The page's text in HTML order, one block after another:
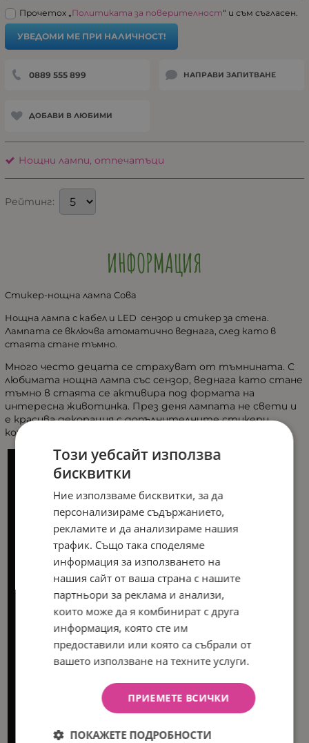
Прочетох „ Политиката за поверителност“ и съм съгласен.
УВЕДОМИ МЕ ПРИ НАЛИЧНОСТ!
0889 555 899 НАПРАВИ ЗАПИТВАНЕ
ДОБАВИ В ЛЮБИМИ
Нощни лампи, отпечатъци
Рейтинг:
ИНФОРМАЦИЯ
Стикер-нощна лампа Сова
Нощна лампа с кабел и LED сензор и стикер за стена.
Лампата се включва атоматично веднага, след като в
стаята стане тъмно.
Много често децата се страхуват от тъмнината. С
любимата нощна лампа със сензор, веднага като стане
тъмно в стаята се активира под формата на
интересна животинка. През деня лампата не свети и
е красива декорация с допълнителните стикери,
които са в комплекта.
Този уебсайт използва
бисквитки
Ние използваме бисквитки, за да
персонализираме съдържанието,
рекламите и да анализираме нашия
трафик. Също така споделяме
информация за използването на
нашия сайт от ваша страна с нашите
партньори за реклама и анализи,
които може да я комбинират с друга
информация, която сте им
предоставили или която са събрали от
вашето използване на техните услуги.
ПРИЕМЕТЕ ВСИЧКИ
ПОКАЖЕТЕ ПОДРОБНОСТИ